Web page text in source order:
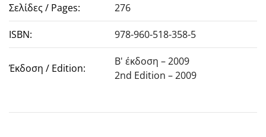
Σελίδες / Pages: 276
ISBN: 978-960-518-358-5
Έκδοση / Edition:
Β' έκδοση – 2009
2nd Edition – 2009